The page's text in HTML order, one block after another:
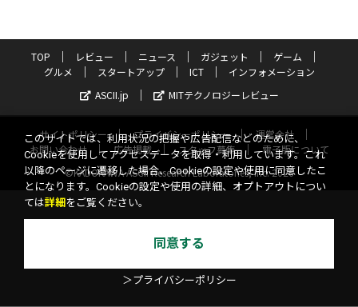
TOP レビュー ニュース ガジェット
ゲーム
グルメ
スタートアップ ICT
インフォメーション
ASCII.jp
MITテクノロジーレビュー
サイトポリシー プライバシーポリシー
運営会社
お問い合わせ
広告掲載 スタッフ募集
電子版について
©KADOKAWA ASCII Research Laboratories, Inc. 2026
このサイトでは、利用状況の把握や広告配信などのために、
Cookieを使用してアクセスデータを取得・利用しています。これ
以降のページに遷移した場合、Cookieの設定や使用に同意したこ
とになります。Cookieの設定や使用の詳細、オプトアウトについ
ては詳細 をご覧ください。
同意する
＞プライバシーポリシー